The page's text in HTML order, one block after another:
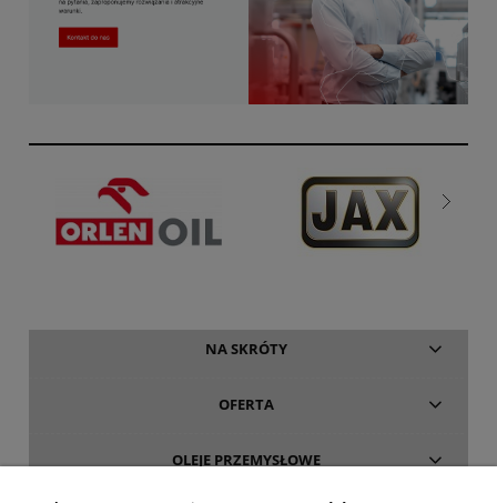
NA SKRÓTY
OFERTA
OLEJE PRZEMYSŁOWE